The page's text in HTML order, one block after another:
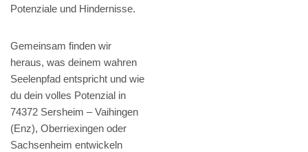
Potenziale und Hindernisse.
Gemeinsam finden wir
heraus, was deinem wahren
Seelenpfad entspricht und wie
du dein volles Potenzial in
74372 Sersheim – Vaihingen
(Enz), Oberriexingen oder
Sachsenheim entwickeln